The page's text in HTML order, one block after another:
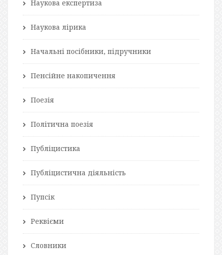
Наукова експертиза
Наукова лірика
Начальні посібники, підручники
Пенсійне накопичення
Поезія
Політична поезія
Публіцистика
Публіцистична діяльність
Пупсік
Реквієми
Словники